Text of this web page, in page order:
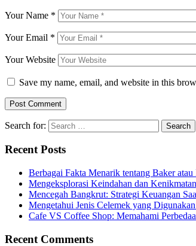
Your Name *
Your Email *
Your Website
Save my name, email, and website in this
Search for:
Recent Posts
Berbagai Fakta Menarik tentang Baker atau
Mengeksplorasi Keindahan dan
Mencegah Bangkrut: Strategi Keuangan
Mengetahui Jenis Celemek yang
Cafe VS Coffee Shop: Memahami
Recent Comments